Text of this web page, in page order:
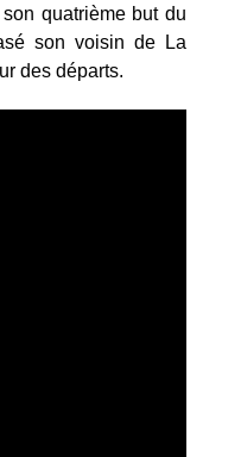
quatrième but du
son voisin de La
des départs.